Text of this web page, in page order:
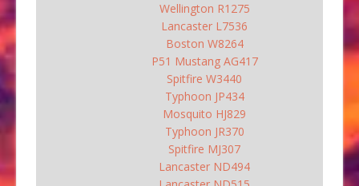
Wellington R1275
Lancaster L7536
Boston W8264
P51 Mustang AG417
Spitfire W3440
Typhoon JP434
Mosquito HJ829
Typhoon JR370
Spitfire MJ307
Lancaster ND494